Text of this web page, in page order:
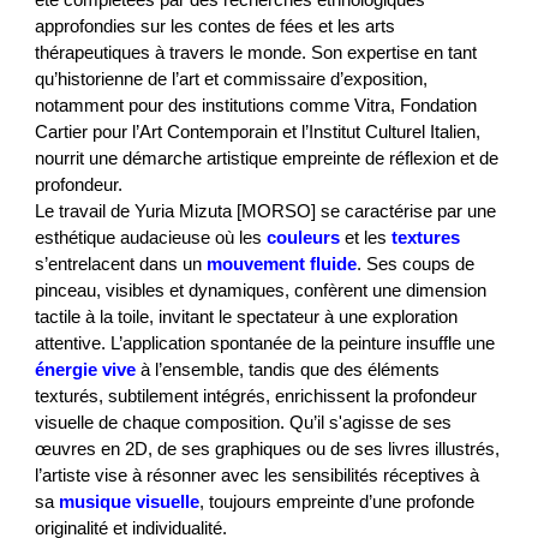
approfondies sur les contes de fées et les arts
thérapeutiques à travers le monde. Son expertise en tant
qu’historienne de l’art et commissaire d’exposition,
notamment pour des institutions comme Vitra, Fondation
Cartier pour l’Art Contemporain et l’Institut Culturel Italien,
nourrit une démarche artistique empreinte de réflexion et de
profondeur.
Le travail de Yuria Mizuta [MORSO] se caractérise par une
esthétique audacieuse où lescouleurs et lestextures
s’entrelacent dans un mouvement fluide. Ses coups de
pinceau, visibles et dynamiques, confèrent une dimension
tactile à la toile, invitant le spectateur à une exploration
attentive. L’application spontanée de la peinture insuffle une
énergie vive à l’ensemble, tandis que des éléments
texturés, subtilement intégrés, enrichissent la profondeur
visuelle de chaque composition. Qu’il s'agisse de ses
œuvres en 2D, de ses graphiques ou de ses livres illustrés,
l’artiste vise à résonner avec les sensibilités réceptives à
sa musique visuelle, toujours empreinte d’une profonde
originalité et individualité.